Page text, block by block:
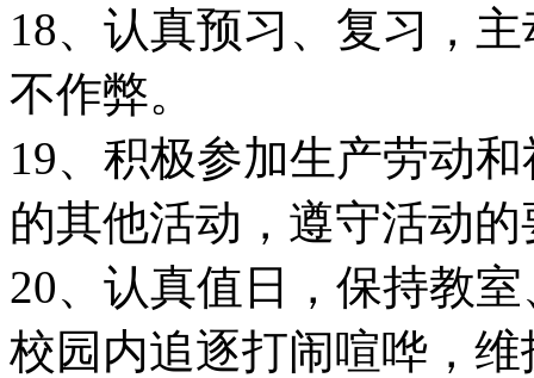
18、认真预习、复习，
不作弊。
19、积极参加生产劳动
的其他活动，遵守活动
20、认真值日，保持教
校园内追逐打闹喧哗，